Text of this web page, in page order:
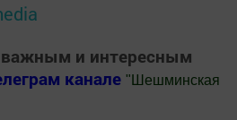
и интересным
канале " Шешминская